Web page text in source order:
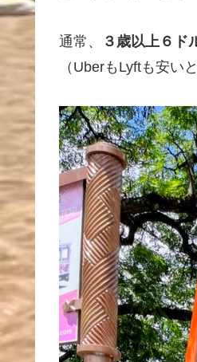
通常、 ３歳以上６ド
（UberもLyftも安い